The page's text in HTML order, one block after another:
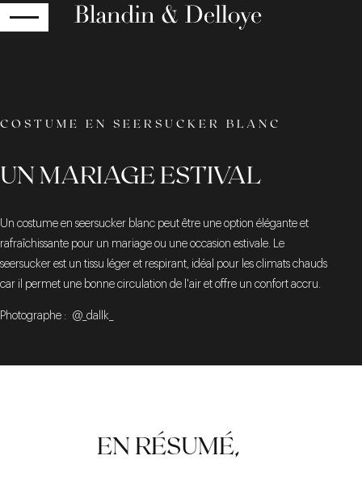
COSTUME EN SEERSUCKER BLANC
UN MARIAGE ESTIVAL
Un costume en seersucker blanc peut être une option élégante et
rafraîchissante pour un mariage ou une occasion estivale. Le
seersucker est un tissu léger et respirant, idéal pour les climats chauds
car il permet une bonne circulation de l'air et offre un confort accru.
Photographe : @_dallk_
EN RÉSUMÉ,